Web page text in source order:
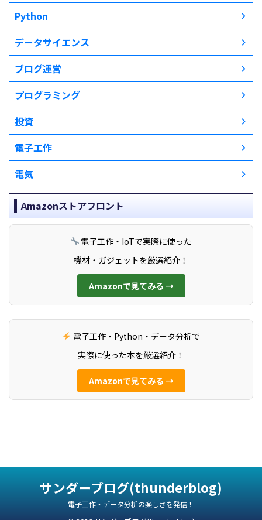
Python
データサイエンス
ブログ運営
プログラミング
投資
電子工作
電気
Amazonストアフロント
電子工作・IoTで実際に使った
機材・ガジェットを厳選紹介！
Amazonで見てみる →
電子工作・Python・データ分析で
実際に使った本を厳選紹介！
Amazonで見てみる →
サンダーブログ(thunderblog)
電子工作・データ分析の楽しさを発信！